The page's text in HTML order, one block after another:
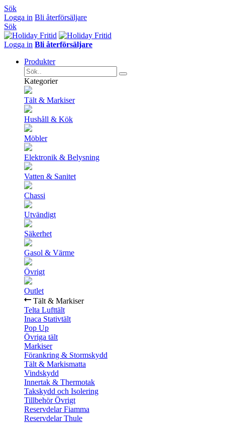
Sök
Logga in Bli återförsäljare
Sök
Logga in Bli återförsäljare
Produkter
Kategorier
Tält & Markiser
Hushåll & Kök
Möbler
Elektronik & Belysning
Vatten & Sanitet
Chassi
Utvändigt
Säkerhet
Gasol & Värme
Övrigt
Outlet
Tält & Markiser
Telta Lufttält
Inaca Stativtält
Pop Up
Övriga tält
Markiser
Förankring & Stormskydd
Tält & Markismatta
Vindskydd
Innertak & Thermotak
Takskydd och Isolering
Tillbehör Övrigt
Reservdelar Fiamma
Reservdelar Thule